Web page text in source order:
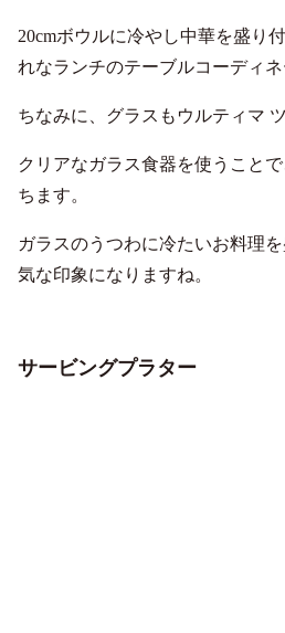
20cmボウルに冷やし中華を盛り
れなランチのテーブルコーディネ
ちなみに、グラスもウルティマ
クリアなガラス食器を使うこと
ちます。
ガラスのうつわに冷たいお料理
気な印象になりますね。
サービングプラター